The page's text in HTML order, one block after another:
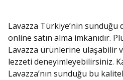
Lavazza Türkiye’nin sunduğu
online satın alma imkanıdır.
Lavazza ürünlerine ulaşabilir
lezzeti deneyimleyebilirsiniz.
Lavazza’nın sunduğu bu